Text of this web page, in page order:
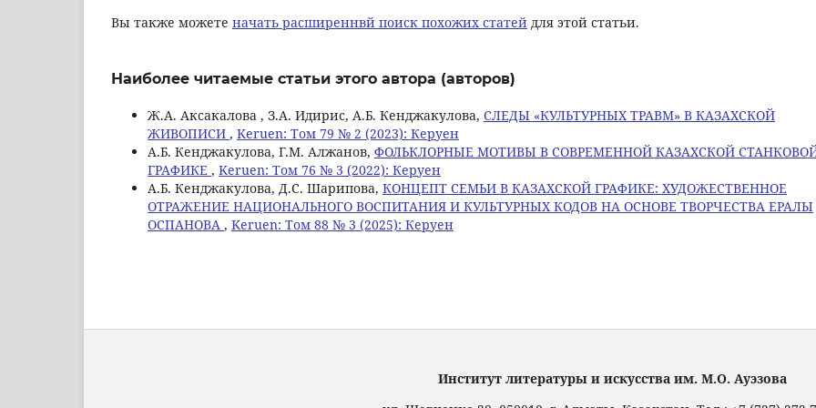
Вы также можете начать расширеннвй поиск похожих статей для этой статьи.
Наиболее читаемые статьи этого автора (авторов)
Ж.А. Аксакалова , З.А. Идирис, А.Б. Кенджакулова, СЛЕДЫ «КУЛЬТУРНЫХ ТРАВМ» В КАЗАХСКОЙ
ЖИВОПИСИ , Keruen: Том 79 № 2 (2023): Керуен
А.Б. Кенджакулова, Г.М. Алжанов, ФОЛЬКЛОРНЫЕ МОТИВЫ В СОВРЕМЕННОЙ КАЗАХСКОЙ
ГРАФИКЕ , Keruen: Том 76 № 3 (2022): Керуен
А.Б. Кенджакулова, Д.С. Шарипова, КОНЦЕПТ СЕМЬИ В КАЗАХСКОЙ ГРАФИКЕ: ХУДОЖЕСТВЕННОЕ
ОТРАЖЕНИЕ НАЦИОНАЛЬНОГО ВОСПИТАНИЯ И КУЛЬТУРНЫХ КОДОВ НА ОСНОВЕ ТВОРЧЕСТВА ЕРАЛЫ
ОСПАНОВА , Keruen: Том 88 № 3 (2025): Керуен
Институт литературы и искусства им. М.О. Ауэзова